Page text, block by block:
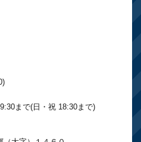
まで(日・祝 18:30まで)